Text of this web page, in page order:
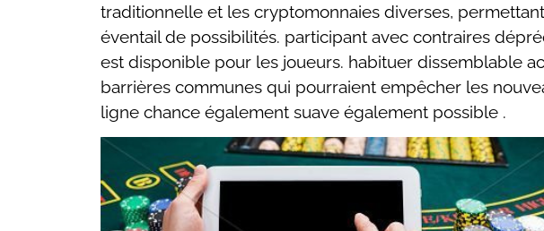
traditionnelle et les cryptomonnaies diverses,
éventail de possibilités. participant avec contraires
est disponible pour les joueurs. habituer dissemblable
barrières communes qui pourraient empêcher les
ligne chance également suave également possible .